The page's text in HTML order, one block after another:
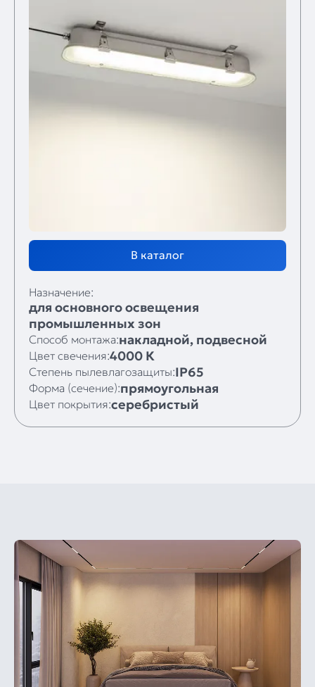
В каталог
Назначение:
для основного освещения
промышленных зон
Способ монтажа:накладной, подвесной
Цвет свечения:4000 К
Степень пылевлагозащиты:IP65
Форма (сечение):прямоугольная
Цвет покрытия:серебристый